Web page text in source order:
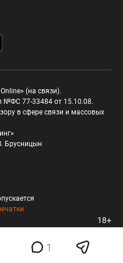
1
(на связи).
№ФС 77-33484 от 15.10.08.
в сфере связи и массовых
Брусницын
18+